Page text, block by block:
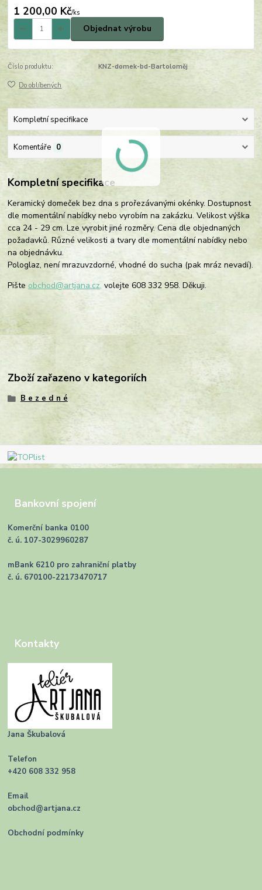
1 200,00 Kč/ks
Objednat výrobu
Číslo produktu: KNZ-domek-bd-Bartoloměj
Do oblíbených
Kompletní specifikace
Komentáře 0
Kompletní specifikace
Keramický domeček bez dna s prořezávanými okénky. Dostupnost
dle momentální nabídky nebo vyrobím na zakázku. Velikost výška
cca 24 - 29 cm. Lze vyrobit jiné rozměry. Cena dle objednaných
požadavků. Různé velikosti a tvary dle momentální nabídky nebo
na objednávku.
Pologlaz, není mrazuvzdorné, vhodné do sucha (pak mráz nevadí).
Pište obchod@artjana.cz, volejte 608 332 958. Děkuji.
Zboží zařazeno v kategoriích
B e z e d n é
Bankovní spojení
Komerční banka 0100
č. ú. 107-3029960287
mBank 6210 pro zahraniční platby
č. ú. 670100-22173470717
Kontakty
Jana Škubalová
Telefon
+420 608 332 958
Email
obchod@artjana.cz
Obchodní podmínky